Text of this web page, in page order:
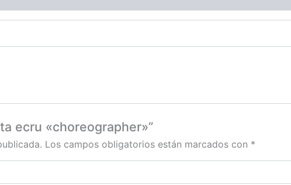
ecru «choreographer»”
Los campos obligatorios están marcados con *